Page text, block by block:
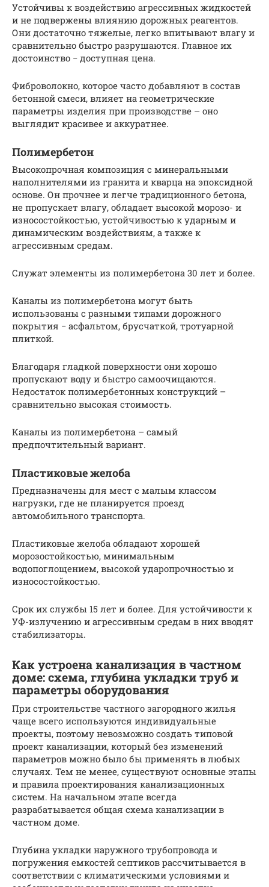
Устойчивы к воздействию агрессивных жидкостей
и не подвержены влиянию дорожных реагентов.
Они достаточно тяжелые, легко впитывают влагу и
сравнительно быстро разрушаются. Главное их
достоинство − доступная цена.
Фиброволокно, которое часто добавляют в состав
бетонной смеси, влияет на геометрические
параметры изделия при производстве – оно
выглядит красивее и аккуратнее.
Полимербетон
Высокопрочная композиция с минеральными
наполнителями из гранита и кварца на эпоксидной
основе. Он прочнее и легче традиционного бетона,
не пропускает влагу, обладает высокой морозо- и
износостойкостью, устойчивостью к ударным и
динамическим воздействиям, а также к
агрессивным средам.
Служат элементы из полимербетона 30 лет и более.
Каналы из полимербетона могут быть
использованы с разными типами дорожного
покрытия − асфальтом, брусчаткой, тротуарной
плиткой.
Благодаря гладкой поверхности они хорошо
пропускают воду и быстро самоочищаются.
Недостаток полимербетонных конструкций –
сравнительно высокая стоимость.
Каналы из полимербетона – самый
предпочтительный вариант.
Пластиковые желоба
Предназначены для мест с малым классом
нагрузки, где не планируется проезд
автомобильного транспорта.
Пластиковые желоба обладают хорошей
морозостойкостью, минимальным
водопоглощением, высокой ударопрочностью и
износостойкостью.
Срок их службы 15 лет и более. Для устойчивости к
УФ-излучению и агрессивным средам в них вводят
стабилизаторы.
Как устроена канализация в частном
доме: схема, глубина укладки труб и
параметры оборудования
При строительстве частного загородного жилья
чаще всего используются индивидуальные
проекты, поэтому невозможно создать типовой
проект канализации, который без изменений
параметров можно было бы применять в любых
случаях. Тем не менее, существуют основные этапы
и правила проектирования канализационных
систем. На начальном этапе всегда
разрабатывается общая схема канализации в
частном доме.
Глубина укладки наружного трубопровода и
погружения емкостей септиков рассчитывается в
соответствии с климатическими условиями и